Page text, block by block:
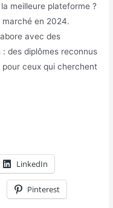
meilleure plateforme ?
marché en 2024.
avec des
des diplômes reconnus
ceux qui cherchent
LinkedIn
Pinterest